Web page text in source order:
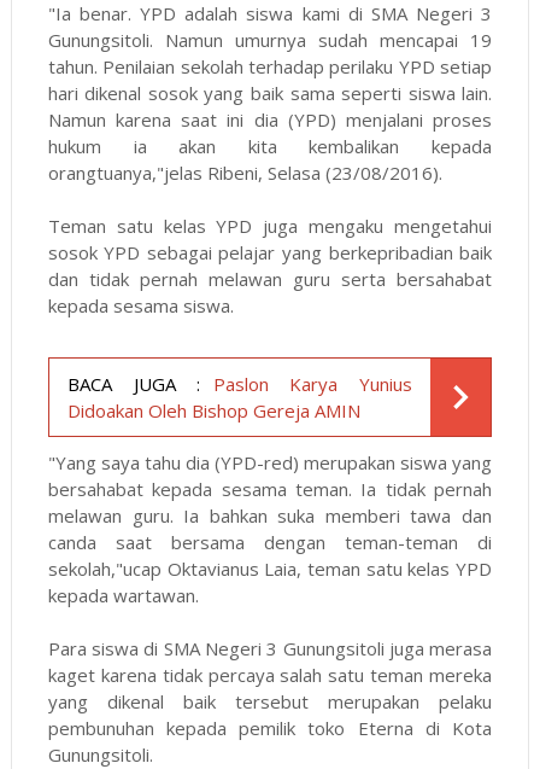
"Ia benar. YPD adalah siswa kami di SMA Negeri 3
Gunungsitoli. Namun umurnya sudah mencapai 19
tahun. Penilaian sekolah terhadap perilaku YPD setiap
hari dikenal sosok yang baik sama seperti siswa lain.
Namun karena saat ini dia (YPD) menjalani proses
hukum ia akan kita kembalikan kepada
orangtuanya,"jelas Ribeni, Selasa (23/08/2016).
Teman satu kelas YPD juga mengaku mengetahui
sosok YPD sebagai pelajar yang berkepribadian baik
dan tidak pernah melawan guru serta bersahabat
kepada sesama siswa.
BACA JUGA :
Paslon Karya Yunius
Didoakan Oleh Bishop Gereja AMIN
"Yang saya tahu dia (YPD-red) merupakan siswa yang
bersahabat kepada sesama teman. Ia tidak pernah
melawan guru. Ia bahkan suka memberi tawa dan
canda saat bersama dengan teman-teman di
sekolah,"ucap Oktavianus Laia, teman satu kelas YPD
kepada wartawan.
Para siswa di SMA Negeri 3 Gunungsitoli juga merasa
kaget karena tidak percaya salah satu teman mereka
yang dikenal baik tersebut merupakan pelaku
pembunuhan kepada pemilik toko Eterna di Kota
Gunungsitoli.